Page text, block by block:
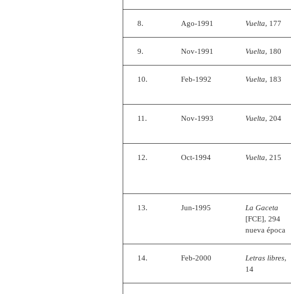
8. Ago-1991 Vuelta, 177
9. Nov-1991 Vuelta, 180
10. Feb-1992 Vuelta, 183
11. Nov-1993 Vuelta, 204
12. Oct-1994 Vuelta, 215
13. Jun-1995
La Gaceta
[FCE], 294
nueva época
14. Feb-2000 Letras libres,
14